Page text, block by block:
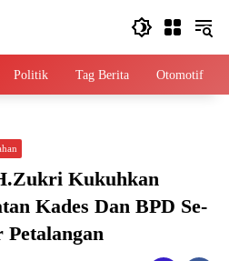
Politik Tag Berita Otomotif
Kukuhkan
Kades Dan BPD Se-
Petalangan